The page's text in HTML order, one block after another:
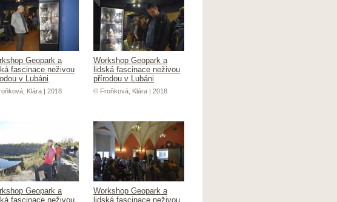
Geopark a
fascinace neživou
v Lubáni
Klára | 2018
Workshop Geopark a
lidská fascinace neživou
přírodou v Lubáni
© Froňková, Klára | 2018
Geopark a
fascinace neživou
Workshop Geopark a
lidská fascinace neživou